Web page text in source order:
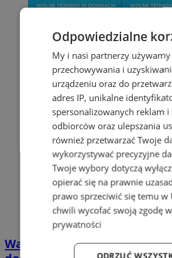
Wakacyjny wypoczynek nad
Odpowiedzialne
My i nasi partnerzy
przechowywania i
urządzeniu oraz do
adres IP, unikalne
spersonalizowanych reklam
odbiorców oraz ulepszania
również przetwarzać Twoje
wykorzystywać precyzyjne
Twoje wybory dotyczą
opierać się na prawnie
prawo sprzeciwić się temu w
chwili wycofać swoją zgodę w
prywatności
ODRZUĆ